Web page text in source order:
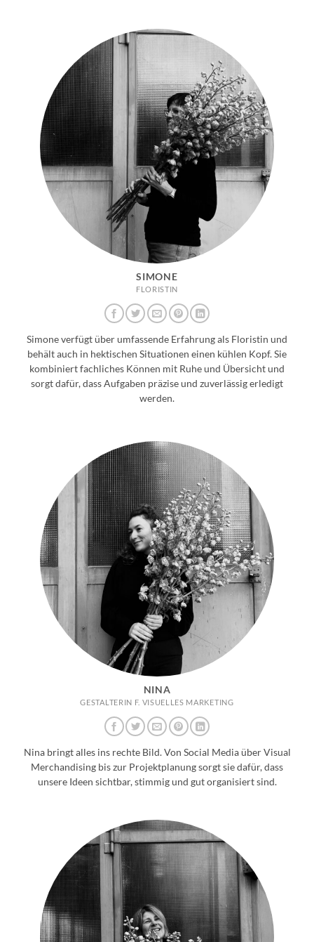
SIMONE
FLORISTIN
Simone verfügt über umfassende Erfahrung als Floristin und
behält auch in hektischen Situationen einen kühlen Kopf. Sie
kombiniert fachliches Können mit Ruhe und Übersicht und
sorgt dafür, dass Aufgaben präzise und zuverlässig erledigt
werden.
NINA
GESTALTERIN F. VISUELLES MARKETING
Nina bringt alles ins rechte Bild. Von Social Media über Visual
Merchandising bis zur Projektplanung sorgt sie dafür, dass
unsere Ideen sichtbar, stimmig und gut organisiert sind.